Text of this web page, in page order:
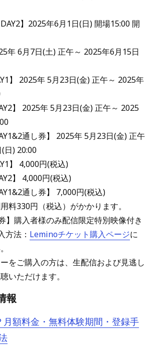
年6月1日(日) 開場15:00 開
年 6月7日(土) 正午～ 2025年6月15日
】 2025年 5月23日(金) 正午～ 2025年
年 5月23日(金) 正午～ 2025
券】 2025年 5月23日(金) 正午
日) 20:00
】 4,000円(税込)
円(税込)
し券】 7,000円(税込)
料330円（税込）がかかります。
】購入者様のみ配信限定特別映像付き
方法： Leminoチケット購入ページに
をご購入の方は、生配信および見逃し
いただけます。
報
額料金・無料体験期間・登録手